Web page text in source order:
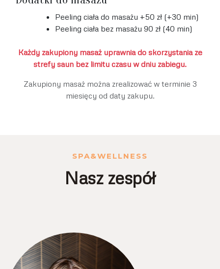
Peeling ciała do masażu +50 zł (+30 min)
Peeling ciała bez masażu 90 zł (40 min)
Każdy zakupiony masaż uprawnia do skorzystania ze
strefy saun bez limitu czasu w dniu zabiegu.
Zakupiony masaż można zrealizować w terminie 3
miesięcy od daty zakupu.
Nasz zespół
SPA&WELLNESS